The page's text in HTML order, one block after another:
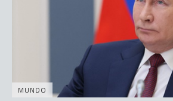
MUNDO